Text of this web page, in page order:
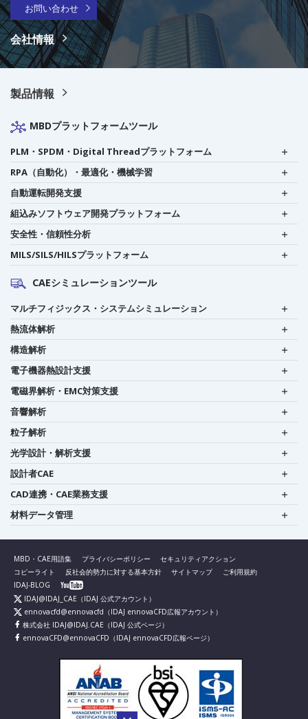
お問い合わせ
会社情報
製品情報
MBDプラットフォームツール
PLM・SPDM・Digital Threadプラットフォーム
RPA（自動化）・最適化・機械学習
自動運転開発支援
組込みソフトウェア開発プラットフォーム
安全性・信頼性分析
MILS/SILS/HILSプラットフォーム
CAEシミュレーションツール
マルチフィジックス・システムシミュレーション
熱流体解析
構造解析
電子機器熱設計支援
電磁界解析・EMC対策支援
音響解析
粒子解析
光学設計・解析支援
設計者CAE
CAD連携・CAE業務支援
材料データ管理
MBD・CAE用語集 プライバシーポリシー
セキュリティアクション
コピーライト
反社会的勢力に対する基本方針 サイトマップ
ご利用規約
IDAJ-BLOG
IDAJ@IDAJ_CAE （IDAJ 公式アカウント）
ennovacfd@ennovacfd （IDAJ ennovaCFD広報アカウント）
株式会社 IDAJ@IDAJ.CAE （IDAJ 公式ページ）
ennovaCFD@ennovaCFD （IDAJ ennovaCFD広報ページ）